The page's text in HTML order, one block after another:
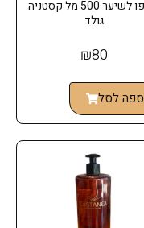
שמפו לשיער 500 מל קסטניה
גולד
₪80
לסל